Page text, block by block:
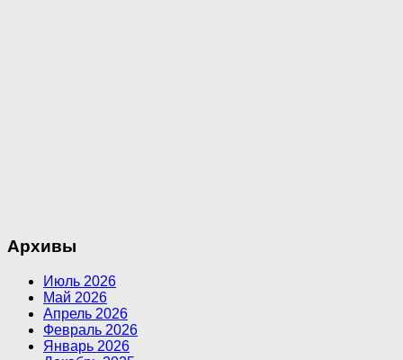
Архивы
Июль 2026
Май 2026
Апрель 2026
Февраль 2026
Январь 2026